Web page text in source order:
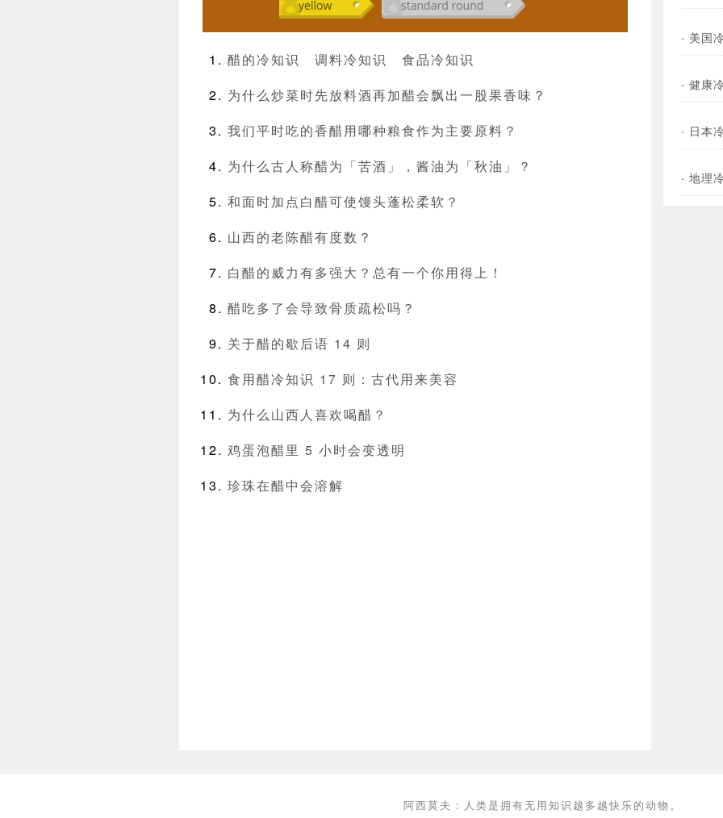
醋的冷知识 调料冷知识
食品冷知识
为什么炒菜时先放料酒再加醋会飘出一股果香味？
我们平时吃的香醋用哪种粮食作为主要原料？
为什么古人称醋为「苦酒」，酱油为「秋油」？
和面时加点白醋可使馒头蓬松柔软？
山西的老陈醋有度数？
白醋的威力有多强大？总有一个你用得上！
醋吃多了会导致骨质疏松吗？
关于醋的歇后语 14 则
食用醋冷知识 17 则：古代用来美容
为什么山西人喜欢喝醋？
鸡蛋泡醋里 5 小时会变透明
珍珠在醋中会溶解
· 美国
· 健康
· 日本
· 地理
阿西莫夫：人类是拥有无用知识越多越快乐的动物。